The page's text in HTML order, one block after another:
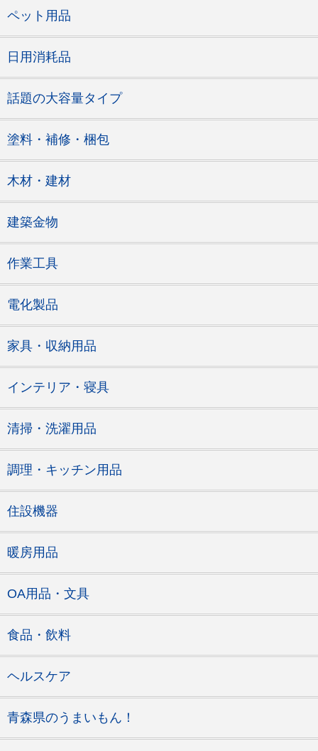
ペット用品
日用消耗品
話題の大容量タイプ
塗料・補修・梱包
木材・建材
建築金物
作業工具
電化製品
家具・収納用品
インテリア・寝具
清掃・洗濯用品
調理・キッチン用品
住設機器
暖房用品
OA用品・文具
食品・飲料
ヘルスケア
青森県のうまいもん！